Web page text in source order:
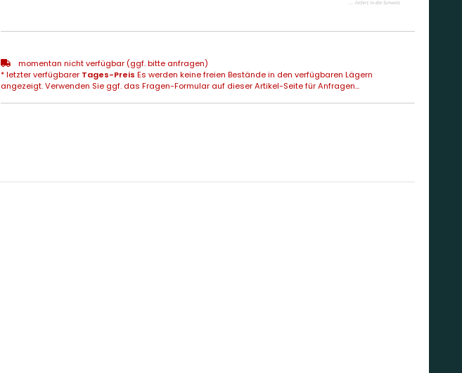
momentan nicht verfügbar (ggf. bitte anfragen)
* letzter verfügbarer Tages-Preis Es werden keine freien Bestände in den verfügbaren Lägern
angezeigt. Verwenden Sie ggf. das Fragen-Formular auf dieser Artikel-Seite für Anfragen...